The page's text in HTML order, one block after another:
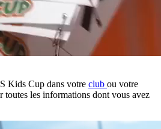
Kids Cup dans votre club ou votre
toutes les informations dont vous avez